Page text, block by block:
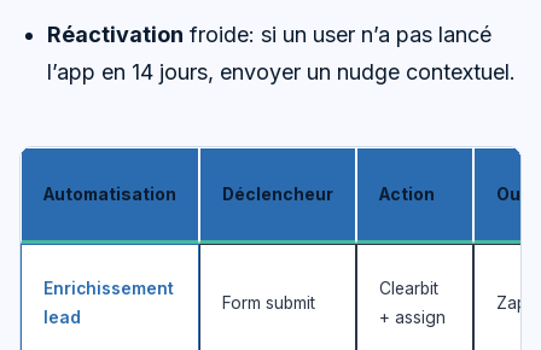
Réactivation froide: si un user n’a pas lancé
l’app en 14 jours, envoyer un nudge contextuel.
Automatisation Déclencheur Action Outil
Enrichissement
lead
Form submit
Clearbit
+ assign